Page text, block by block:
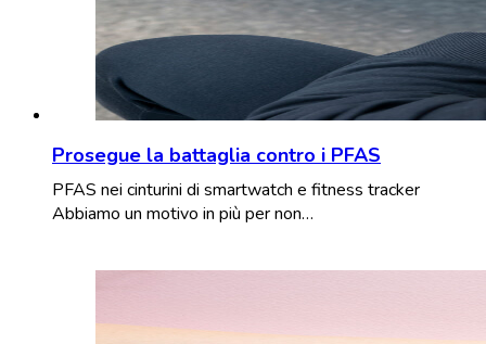
Prosegue la battaglia contro i PFAS
PFAS nei cinturini di smartwatch e fitness tracker
Abbiamo un motivo in più per non…